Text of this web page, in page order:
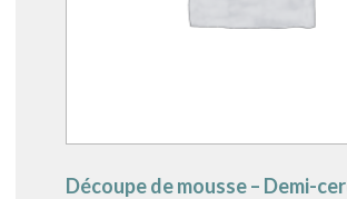
Découpe de mousse – Demi-